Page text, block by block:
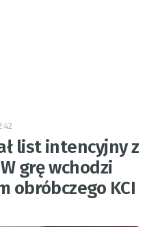
list intencyjny z
grę wchodzi
obróbczego KCI